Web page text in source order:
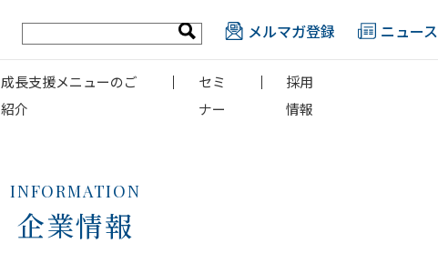
メルマガ登録 ニュース
成長支援メニューのご
紹介
セミ
ナー
採用
情報
INFORMATION
企業情報